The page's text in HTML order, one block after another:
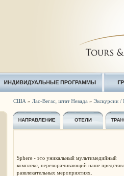
ИНДИВИДУАЛЬНЫЕ ПРОГРАММЫ
США » Лас-Вегас, штат Невада » Экскурсии /
НАПРАВЛЕНИЕ ОТЕЛИ
Sphere - это уникальный мультимедийный
комплекс, переворачивающий наше
развлекательных мероприятиях.